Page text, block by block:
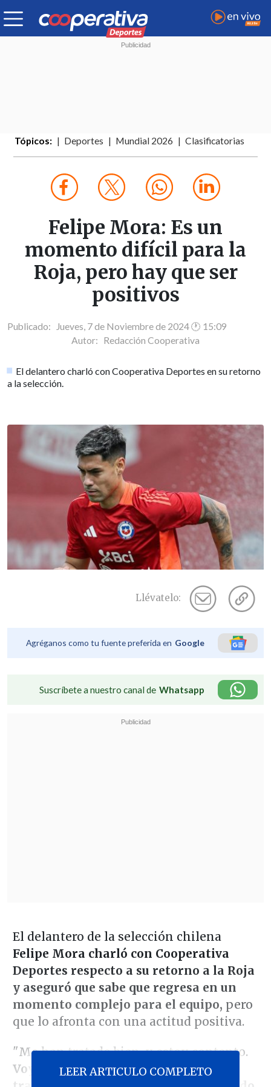
Tópicos: Deportes Mundial 2026 Clasificatorias
Felipe Mora: Es un
momento difícil para la
Roja, pero hay que ser
positivos
Publicado: Jueves, 7 de Noviembre de 2024 🕐 15:09
Autor: Redacción Cooperativa
El delantero charló con Cooperativa Deportes en su retorno
a la selección.
Llévatelo:
Agréganos como tu fuente preferida en Google
Suscríbete a nuestro canal de Whatsapp
El delantero de la selección chilena
Felipe Mora charló con Cooperativa
Deportes respecto a su retorno a la Roja
y aseguró que sabe que regresa en un
momento complejo para el equipo, pero
que lo afronta con una actitud positiva.
"Me han tratado bien, y estoy contento.
Voy a aprovechar esta semana para
LEER ARTICULO COMPLETO